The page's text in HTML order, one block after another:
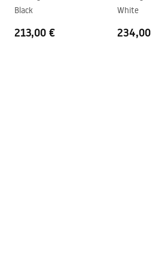
ja, auf einer Seite der Scheibe
Black
213,00 €
White
234,00 €